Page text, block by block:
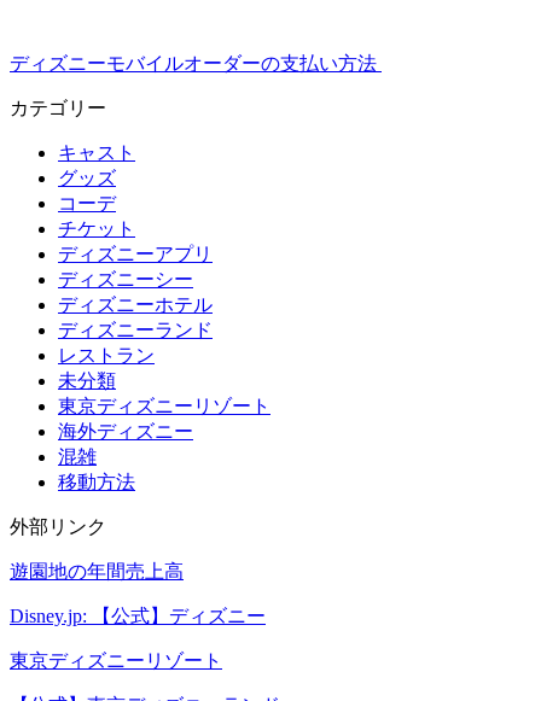
ディズニーモバイルオーダーの支払い方法
カテゴリー
キャスト
グッズ
コーデ
チケット
ディズニーアプリ
ディズニーシー
ディズニーホテル
ディズニーランド
レストラン
未分類
東京ディズニーリゾート
海外ディズニー
混雑
移動方法
外部リンク
遊園地の年間売上高
Disney.jp: 【公式】ディズニー
東京ディズニーリゾート